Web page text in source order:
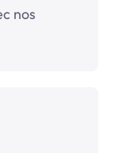
nos